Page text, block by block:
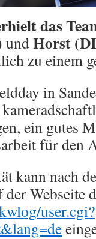
das
undHorst
zu einem
in
ein gutes
für den
kann nach
Webseite
user.cgi?